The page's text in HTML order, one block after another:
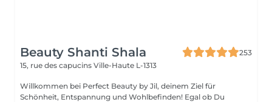
Beauty Shanti Shala
253
15, rue des capucins Ville-Haute L-1313
Willkommen bei Perfect Beauty by Jil, deinem Ziel für
Schönheit, Entspannung und Wohlbefinden! Egal ob Du